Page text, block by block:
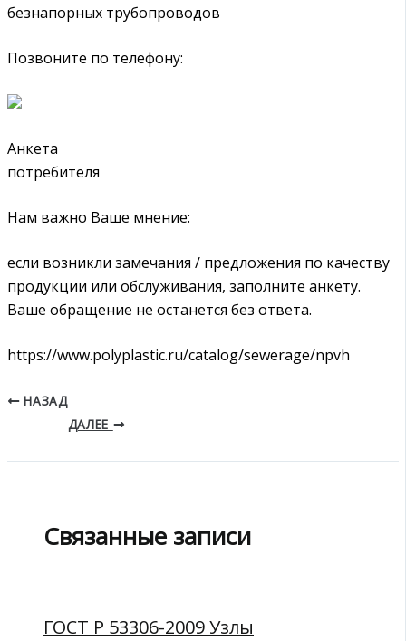
безнапорных трубопроводов
Позвоните по телефону:
Анкета
потребителя
Нам важно Ваше мнение:
если возникли замечания / предложения по качеству
продукции или обслуживания, заполните анкету.
Ваше обращение не останется без ответа.
https://www.polyplastic.ru/catalog/sewerage/npvh
НАЗАД
ДАЛЕЕ
Связанные записи
ГОСТ Р 53306-2009 Узлы